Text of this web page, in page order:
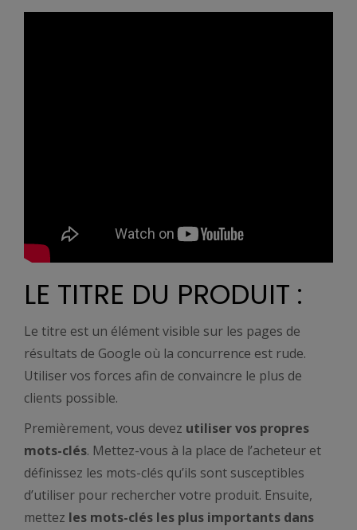
LE TITRE DU PRODUIT :
Le titre est un élément visible sur les pages de
résultats de Google où la concurrence est rude.
Utiliser vos forces afin de convaincre le plus de
clients possible.
Premièrement, vous devez utiliser vos propres
mots-clés. Mettez-vous à la place de l’acheteur et
définissez les mots-clés qu’ils sont susceptibles
d’utiliser pour rechercher votre produit. Ensuite,
mettez les mots-clés les plus importants dans